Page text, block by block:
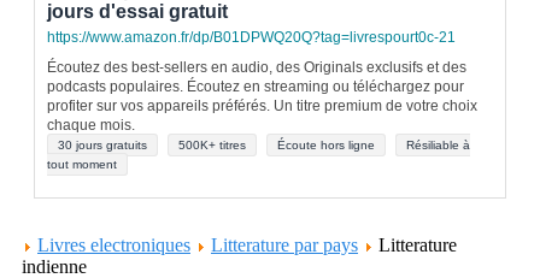
jours d'essai gratuit
https://www.amazon.fr/dp/B01DPWQ20Q?tag=livrespourt0c-21
Écoutez des best-sellers en audio, des Originals exclusifs et des
podcasts populaires. Écoutez en streaming ou téléchargez pour
profiter sur vos appareils préférés. Un titre premium de votre choix
chaque mois.
30 jours gratuits 500K+ titres Écoute hors ligne
Résiliable à
tout moment
Livres electroniques Litterature par pays
Litterature
indienne